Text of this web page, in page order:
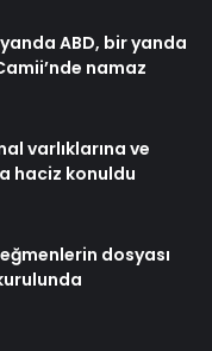
ABD, bir yanda
namaz
varlıklarına ve
haciz konuldu
dosyası